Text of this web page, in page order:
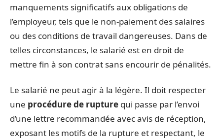
manquements significatifs aux obligations de
l’employeur, tels que le non-paiement des salaires
ou des conditions de travail dangereuses. Dans de
telles circonstances, le salarié est en droit de
mettre fin à son contrat sans encourir de pénalités.
Le salarié ne peut agir à la légère. Il doit respecter
une procédure de rupture qui passe par l’envoi
d’une lettre recommandée avec avis de réception,
exposant les motifs de la rupture et respectant, le